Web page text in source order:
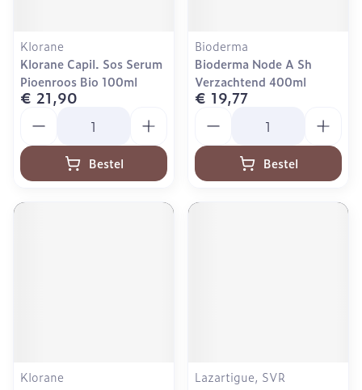
Klorane
Klorane Capil. Sos Serum
Pioenroos Bio 100ml
€ 21,90
Bestel
Bioderma
Bioderma Node A Sh
Verzachtend 400ml
€ 19,77
Bestel
Klorane
Lazartigue, SVR